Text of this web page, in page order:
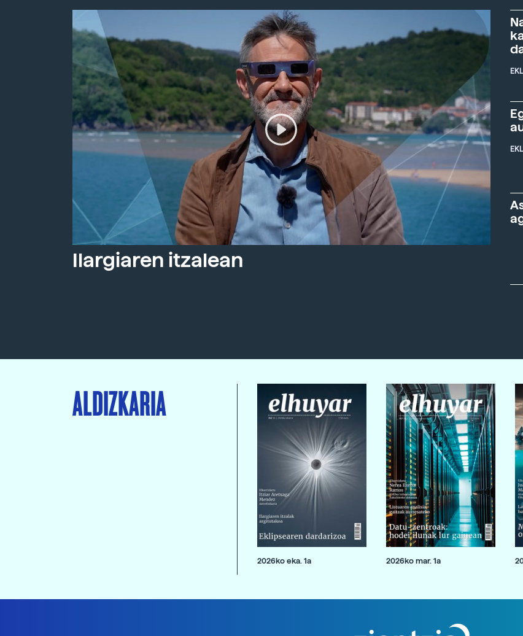
Ilargiaren itzalean
ALDIZKARIA
2026ko eka. 1a 2026ko mar. 1a